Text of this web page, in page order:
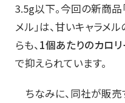
3.5g以下。今回の新商品
メル」は、甘いキャラメ
らも、1個あたりのカロ
で抑えられています。
ちなみに、同社が販売